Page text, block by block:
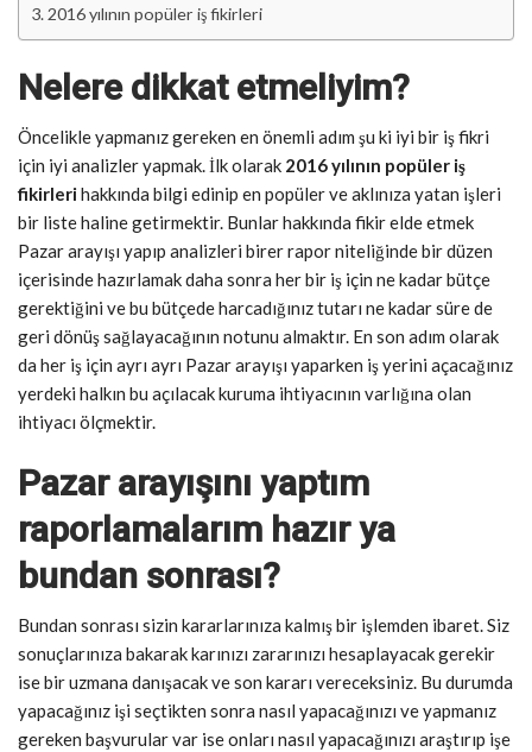
2016 yılının popüler iş fikirleri
Nelere dikkat etmeliyim?
Öncelikle yapmanız gereken en önemli adım şu ki iyi bir iş fikri
için iyi analizler yapmak. İlk olarak 2016 yılının popüler iş
fikirlerihakkında bilgi edinip en popüler ve aklınıza yatan işleri
bir liste haline getirmektir. Bunlar hakkında fikir elde etmek
Pazar arayışı yapıp analizleri birer rapor niteliğinde bir düzen
içerisinde hazırlamak daha sonra her bir iş için ne kadar bütçe
gerektiğini ve bu bütçede harcadığınız tutarı ne kadar süre de
geri dönüş sağlayacağının notunu almaktır. En son adım olarak
da her iş için ayrı ayrı Pazar arayışı yaparken iş yerini açacağınız
yerdeki halkın bu açılacak kuruma ihtiyacının varlığına olan
ihtiyacı ölçmektir.
Pazar arayışını yaptım
raporlamalarım hazır ya
bundan sonrası?
Bundan sonrası sizin kararlarınıza kalmış bir işlemden ibaret. Siz
sonuçlarınıza bakarak karınızı zararınızı hesaplayacak gerekir
ise bir uzmana danışacak ve son kararı vereceksiniz. Bu durumda
yapacağınız işi seçtikten sonra nasıl yapacağınızı ve yapmanız
gereken başvurular var ise onları nasıl yapacağınızı araştırıp işe